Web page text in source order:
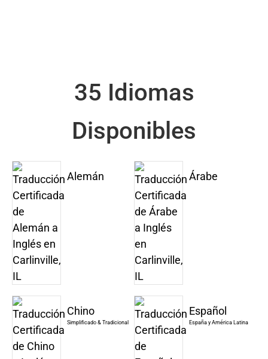
35 Idiomas
Disponibles
Alemán Árabe
Chino
Simplificado & Tradicional
Español
España y América Latina